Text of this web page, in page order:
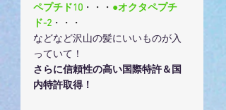
ペプチド10 ・・・ ●オクタペプチ
ド-2 ・・・
などなど沢山の髪にいいものが入
っていて！
さらに信頼性の高い国際特許＆国
内特許取得！